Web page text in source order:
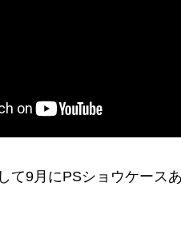
て9月にPSショウケース